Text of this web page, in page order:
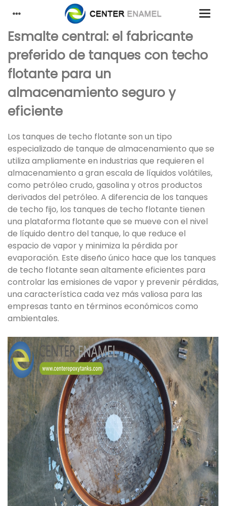
Esmalte central: el fabricante
preferido de tanques con techo
flotante para un
almacenamiento seguro y
eficiente
Los tanques de techo flotante son un tipo
especializado de tanque de almacenamiento que se
utiliza ampliamente en industrias que requieren el
almacenamiento a gran escala de líquidos volátiles,
como petróleo crudo, gasolina y otros productos
derivados del petróleo. A diferencia de los tanques
de techo fijo, los tanques de techo flotante tienen
una plataforma flotante que se mueve con el nivel
de líquido dentro del tanque, lo que reduce el
espacio de vapor y minimiza la pérdida por
evaporación. Este diseño único hace que los tanques
de techo flotante sean altamente eficientes para
controlar las emisiones de vapor y prevenir pérdidas,
una característica cada vez más valiosa para las
empresas tanto en términos económicos como
ambientales.